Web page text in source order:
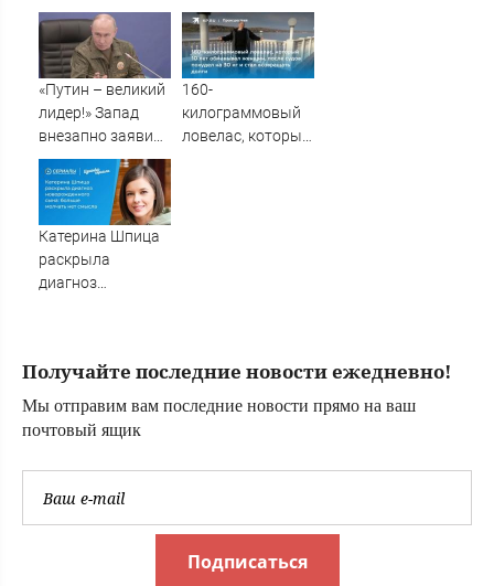
прощаются с
анестезиологом-
реаниматолог
высшей
категории
фото из деревни
Уяндык в
Башкирии
«Путин – великий
лидер!» Запад
внезапно заявил
о победе России.
Хитрый план или
признание
реальности?
160-
килограммовый
ловелас, который
Катерина Шпица
раскрыла
диагноз
смысла
Получайте последние новости ежедневно!
Мы отправим вам последние новости прямо на ваш
почтовый ящик
Подписаться